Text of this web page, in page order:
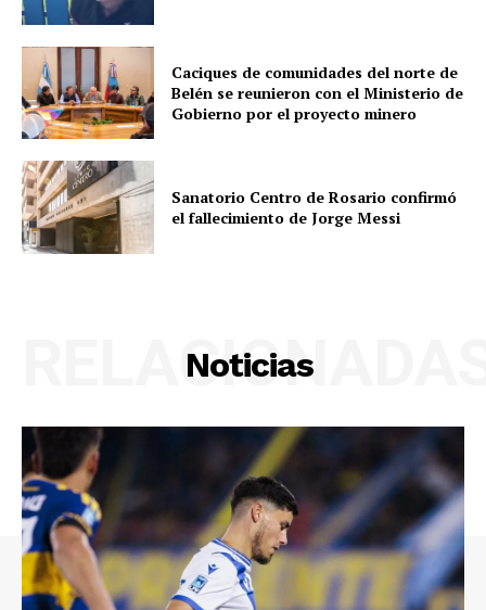
Caciques de comunidades del norte de
Belén se reunieron con el Ministerio de
Gobierno por el proyecto minero
Sanatorio Centro de Rosario confirmó
el fallecimiento de Jorge Messi
Noticias